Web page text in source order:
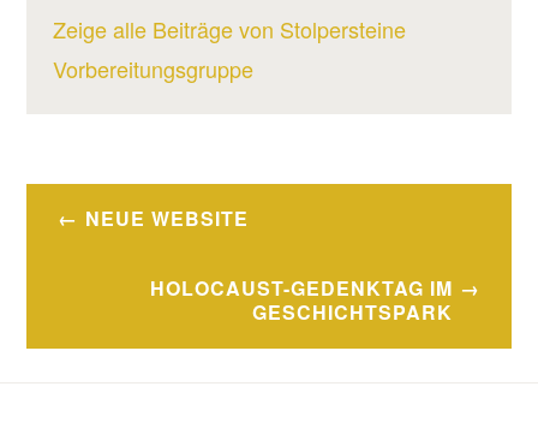
Zeige alle Beiträge von Stolpersteine
Vorbereitungsgruppe
Beitragsnavigation
NEUE WEBSITE
HOLOCAUST-GEDENKTAG IM
GESCHICHTSPARK